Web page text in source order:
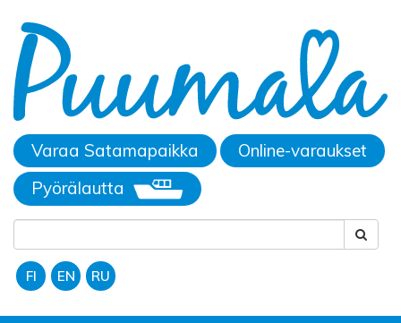
Varaa Satamapaikka
Online-varaukset
Pyörälautta
FI EN RU